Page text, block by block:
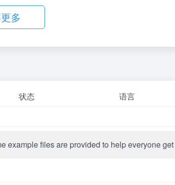
多
状态 语言
example files are provided to help everyone